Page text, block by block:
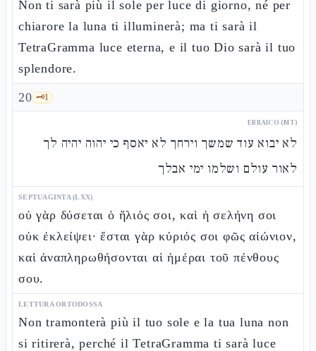
Non ti sarà più il sole per luce di giorno, né per
chiarore la luna ti illuminerà; ma ti sarà il
TetraGramma luce eterna, e il tuo Dio sarà il tuo
splendore.
20 🗝️1
EBRAICO (MT)
לא יבוא עוד שמשך וירחך לא יאסף כי יהוה יהיה לך
לאור עולם ושלמו ימי אבלך
SEPTUAGINTA (LXX)
οὐ γὰρ δύσεται ὁ ἥλιός σοι, καὶ ἡ σελήνη σοι
οὐκ ἐκλείψει· ἔσται γὰρ κύριός σοι φῶς αἰώνιον,
καὶ ἀναπληρωθήσονται αἱ ἡμέραι τοῦ πένθους
σου.
LETTURA ORTODOSSA
Non tramonterà più il tuo sole e la tua luna non
si ritirerà, perché il TetraGramma ti sarà luce